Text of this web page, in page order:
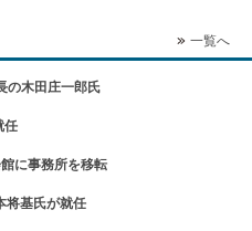
一覧へ
の木田庄一郎氏
任
に事務所を移転
将基氏が就任